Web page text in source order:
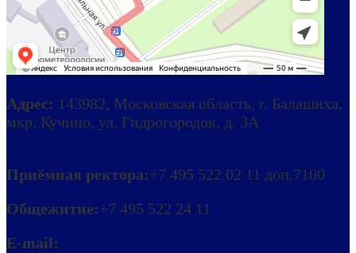
Адрес: 143982, Московская область, г. Балашиха,
мкр. Кучино, ул. Гидрогородок, д. 3А
Приёмная ректора:+7 495 522 02 11 доп.7100
Общежитие:+7 495 522 24 11
E-mail: